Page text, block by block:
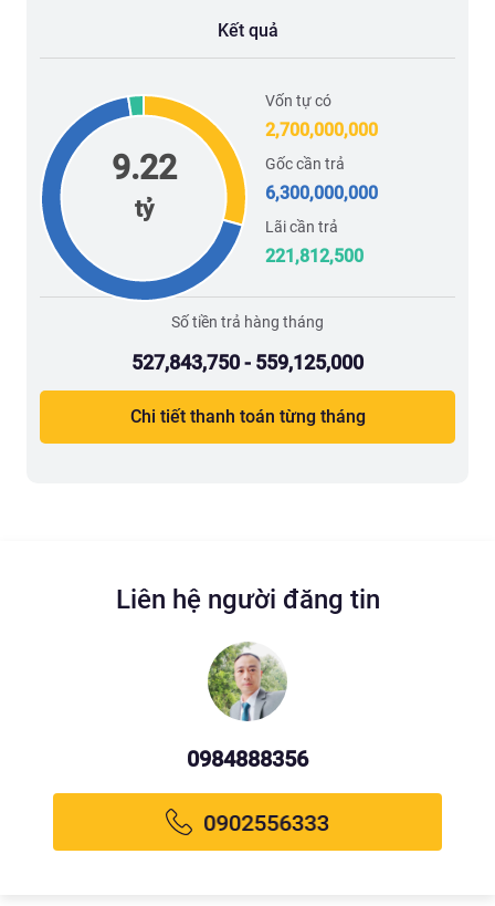
Kết quả
9.22
tỷ
Vốn tự có
2,700,000,000
Gốc cần trả
6,300,000,000
Lãi cần trả
221,812,500
Số tiền trả hàng tháng
527,843,750 - 559,125,000
Chi tiết thanh toán từng tháng
Liên hệ người đăng tin
0984888356